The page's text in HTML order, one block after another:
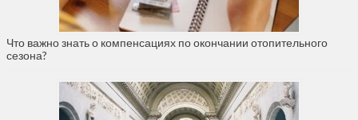
Что важно знать о компенсациях по окончании отопительного
сезона?